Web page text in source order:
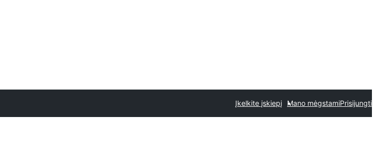
Įkelkite įskiepį Mano mėgstamiPrisijungti